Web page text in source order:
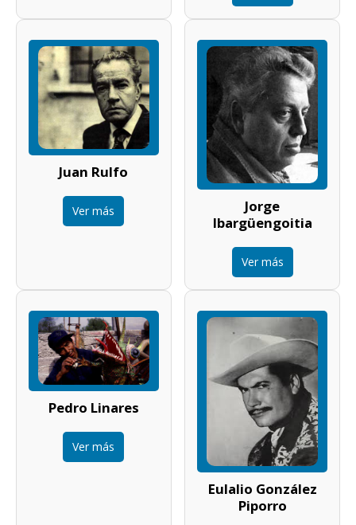
Juan Rulfo
Ver más
Jorge
Ibargüengoitia
Ver más
Pedro Linares
Ver más
Eulalio González
Piporro